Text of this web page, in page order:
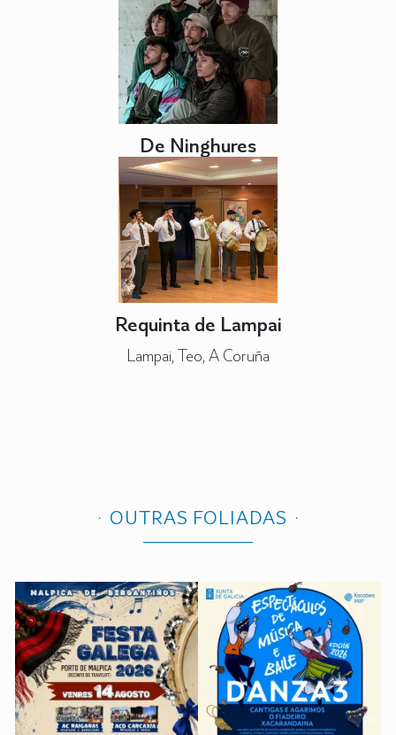
De Ninghures
Requinta de Lampai
Lampai, Teo, A Coruña
OUTRAS FOLIADAS